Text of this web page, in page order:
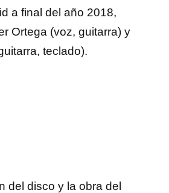
a final del año 2018,
Ortega (voz, guitarra) y
teclado).
del disco y la obra del